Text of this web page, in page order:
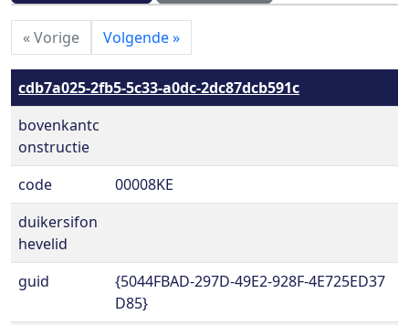
«Vorige Volgende»
cdb7a025-2fb5-5c33-a0dc-2dc87dcb591c
bovenkantc
onstructie
code
00008KE
duikersifon
hevelid
guid
{5044FBAD-297D-49E2-928F-4E725ED37
D85}